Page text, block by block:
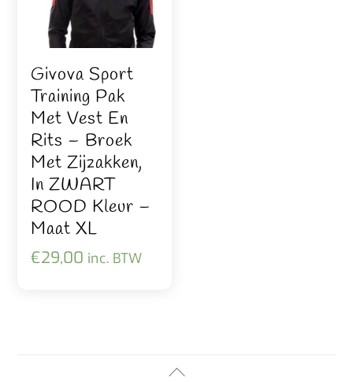
Givova Sport
Training Pak
Met Vest En
Rits – Broek
Met Zijzakken,
In ZWART
ROOD Kleur –
Maat XL
€29,00 inc. BTW
Back